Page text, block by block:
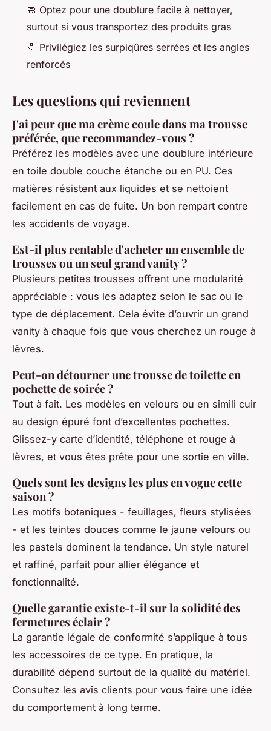
🧼 Optez pour une doublure facile à nettoyer,
surtout si vous transportez des produits gras
🧷 Privilégiez les surpiqûres serrées et les angles
renforcés
Les questions qui reviennent
J'ai peur que ma crème coule dans ma trousse
préférée, que recommandez-vous ?
Préférez les modèles avec une doublure intérieure
en toile double couche étanche ou en PU. Ces
matières résistent aux liquides et se nettoient
facilement en cas de fuite. Un bon rempart contre
les accidents de voyage.
Est-il plus rentable d'acheter un ensemble de
trousses ou un seul grand vanity ?
Plusieurs petites trousses offrent une modularité
appréciable : vous les adaptez selon le sac ou le
type de déplacement. Cela évite d’ouvrir un grand
vanity à chaque fois que vous cherchez un rouge à
lèvres.
Peut-on détourner une trousse de toilette en
pochette de soirée ?
Tout à fait. Les modèles en velours ou en simili cuir
au design épuré font d’excellentes pochettes.
Glissez-y carte d’identité, téléphone et rouge à
lèvres, et vous êtes prête pour une sortie en ville.
Quels sont les designs les plus en vogue cette
saison ?
Les motifs botaniques - feuillages, fleurs stylisées
- et les teintes douces comme le jaune velours ou
les pastels dominent la tendance. Un style naturel
et raffiné, parfait pour allier élégance et
fonctionnalité.
Quelle garantie existe-t-il sur la solidité des
fermetures éclair ?
La garantie légale de conformité s’applique à tous
les accessoires de ce type. En pratique, la
durabilité dépend surtout de la qualité du matériel.
Consultez les avis clients pour vous faire une idée
du comportement à long terme.